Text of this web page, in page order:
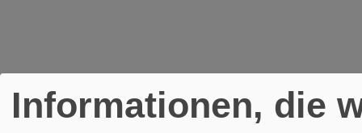
Informationen, die